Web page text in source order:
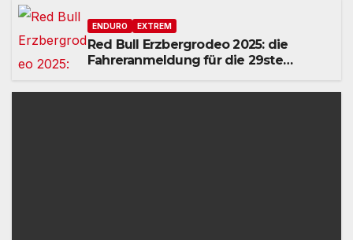
ENDURO EXTREM
Red Bull Erzbergrodeo 2025: die
Fahreranmeldung für die 29ste
renommiertesten Extreme Enduro